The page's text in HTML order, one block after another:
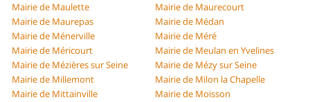
Mairie de Maulette
Mairie de Maurecourt
Mairie de Maurepas
Mairie de Médan
Mairie de Ménerville
Mairie de Méré
Mairie de Méricourt
Mairie de Meulan en Yvelines
Mairie de Mézières sur Seine
Mairie de Mézy sur Seine
Mairie de Millemont
Mairie de Milon la Chapelle
Mairie de Mittainville
Mairie de Moisson